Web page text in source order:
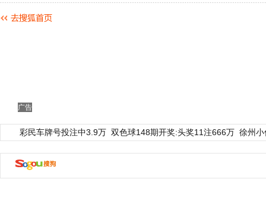
广告
彩民车牌号投注中3.9万 双色球148期开奖:头奖11注666万 徐州